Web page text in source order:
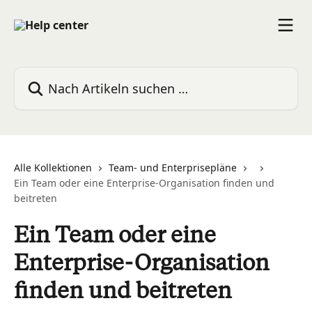
Alle Kollektionen
Team- und Enterprisepläne
Ein Team oder eine Enterprise-Organisation finden und
beitreten
Ein Team oder eine
Enterprise-Organisation
finden und beitreten